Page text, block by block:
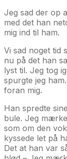
Jeg sad der op
med det han
mig ind til ham.
Vi sad noget tid
nu på det han
lyst til. Jeg tog
spurgte jeg
foran mig.
Han spredte
bule. Jeg
som om den
kyssede let på
Det at han var